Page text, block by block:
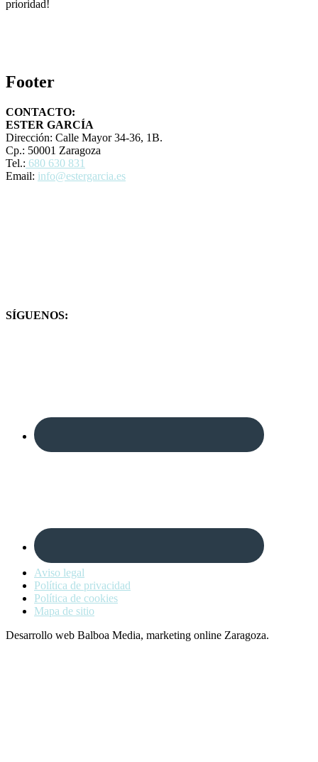
prioridad!
Footer
CONTACTO:
ESTER GARCÍA
Dirección: Calle Mayor 34-36, 1B.
Cp.: 50001 Zaragoza
Tel.: 680 630 831
Email: info@estergarcia.es
SÍGUENOS:
Aviso legal
Política de privacidad
Política de cookies
Mapa de sitio
Desarrollo web Balboa Media, marketing online Zaragoza.